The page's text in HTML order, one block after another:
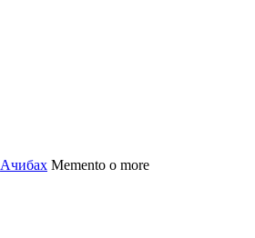
Ачибах Mementо o more